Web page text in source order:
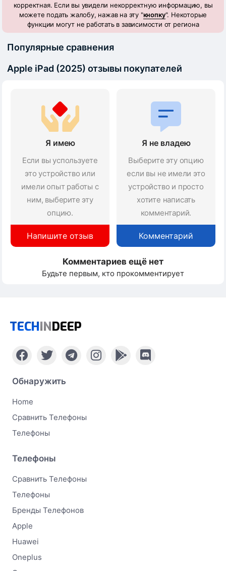
корректная. Если вы увидели некорректную информацию, вы
можете подать жалобу, нажав на эту "кнопку". Некоторые
функции могут не работать в зависимости от региона
Популярные сравнения
Apple iPad (2025) отзывы покупателей
Я имею
Если вы успользуете
это устройство или
имели опыт работы с
ним, выберите эту
опцию.
Напишите отзыв
Я не владею
Выберите эту опцию
если вы не имели это
устройство и просто
хотите написать
комментарий.
Комментарий
Комментариев ещё нет
Будьте первым, кто прокомментирует
TECHINDEEP
Обнаружить
Home
Сравнить Телефоны
Телефоны
Телефоны
Сравнить Телефоны
Телефоны
Бренды Телефонов
Apple
Huawei
Oneplus